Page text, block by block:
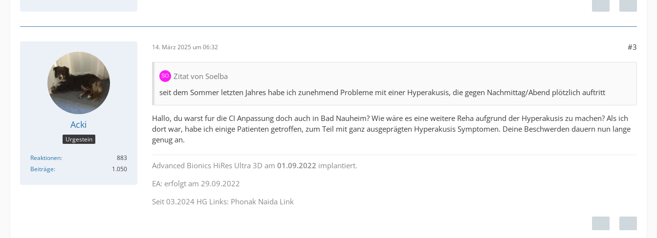
Acki
Urgestein
Reaktionen
883
Beiträge
1.050
14. März 2025 um 06:32 #3
Zitat von Soelba
seit dem Sommer letzten Jahres habe ich zunehmend Probleme mit einer Hyperakusis, die gegen Nachmittag/Abend plötzlich auftritt
Hallo, du warst fur die CI Anpassung doch auch in Bad Nauheim? Wie wäre es eine weitere Reha aufgrund der Hyperakusis zu machen? Als ich
dort war, habe ich einige Patienten getroffen, zum Teil mit ganz ausgeprägten Hyperakusis Symptomen. Deine Beschwerden dauern nun lange
genug an.
Advanced Bionics HiRes Ultra 3D am 01.09.2022 implantiert.
EA: erfolgt am 29.09.2022
Seit 03.2024 HG Links: Phonak Naida Link